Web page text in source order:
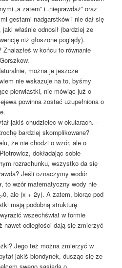
„a zatem” i „nieprawdaż” oraz
gestami nadgarstków i nie dał się
właśnie odnosił (bardziej ze
niż głoszone poglądy).
w końcu to równanie
można je jeszcze
nie wskazuje na to, byśmy
pierwiastki, nie mówiąc już o
powinna zostać uzupełniona o
jakiś chudzielec w okularach. –
bardziej skomplikowane?
że nie chodzi o wzór, ale o
dokładając sobie
rozrachunku, wszystko da się
Jeśli oznaczymy wodór
, to wzór matematyczny wody nie
20, ale (x + 2y). A zatem, biorąc pod
mają podobną strukturę
wszechświat w formie
nawet odległości dają się zmierzyć
Jego też można zmierzyć w
jakiś blondynek, dusząc się ze